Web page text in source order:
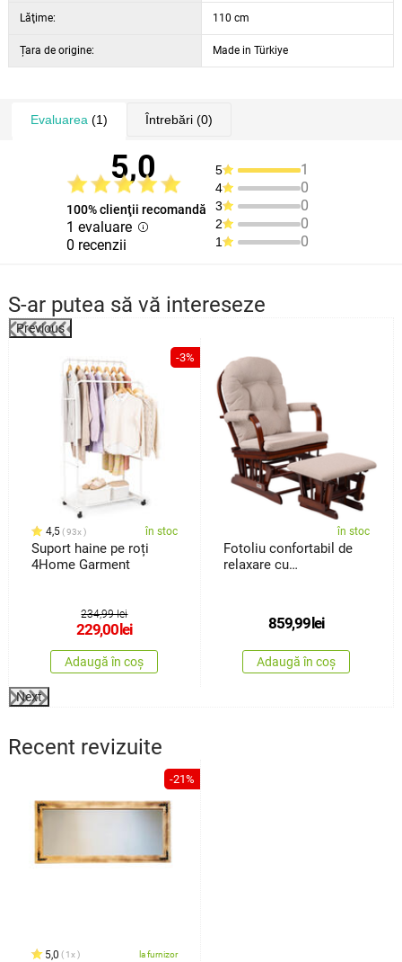
Lăţime: 110 cm
Țara de origine: Made in Türkiye
Evaluarea (1) Întrebări(0)
5,0
100% clienţii recomandă
1 evaluare
0 recenzii
5 1
4 0
3 0
2 0
1 0
S-ar putea să vă intereseze
Previous
-3%
4,5 93x în stoc
Suport haine pe roți
4Home Garment
234,99 lei
229,00lei
Adaugă în coș
în stoc
Fotoliu confortabil de
relaxare cu
859,99lei
Adaugă în coș
Next
Recent revizuite
-21%
5,0 1x la furnizor